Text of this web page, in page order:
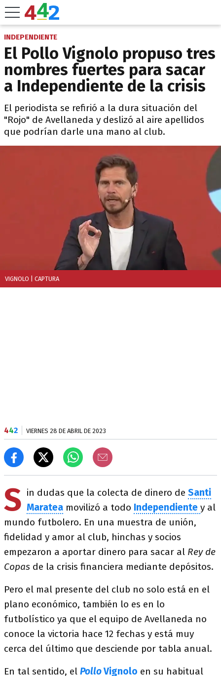
INDEPENDIENTE
El Pollo Vignolo propuso tres
nombres fuertes para sacar
a Independiente de la crisis
El periodista se refirió a la dura situación del
"Rojo" de Avellaneda y deslizó al aire apellidos
que podrían darle una mano al club.
VIGNOLO | CAPTURA
442 VIERNES 28 DE ABRIL DE 2023
S in dudas que la colecta de dinero de Santi
Maratea movilizó a todo Independiente y al
mundo futbolero. En una muestra de unión,
fidelidad y amor al club, hinchas y socios
empezaron a aportar dinero para sacar al Rey de
Copas de la crisis financiera mediante depósitos.
Pero el mal presente del club no solo está en el
plano económico, también lo es en lo
futbolístico ya que el equipo de Avellaneda no
conoce la victoria hace 12 fechas y está muy
cerca del último que desciende por tabla anual.
En tal sentido, el PolloVignolo en su habitual